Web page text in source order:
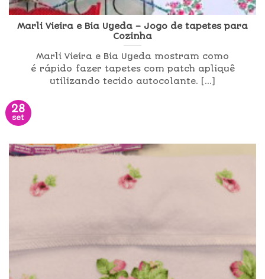
Marli Vieira e Bia Uyeda – Jogo de tapetes para
Cozinha
Marli Vieira e Bia Uyeda mostram como
é rápido fazer tapetes com patch apliquê
utilizando tecido autocolante. [...]
28
set